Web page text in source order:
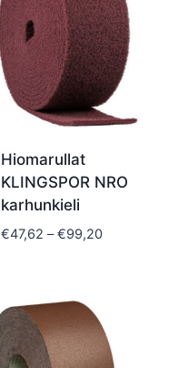
Hiomarullat
KLINGSPOR NRO
karhunkieli
€47,62 – €99,20Hintaluokka: